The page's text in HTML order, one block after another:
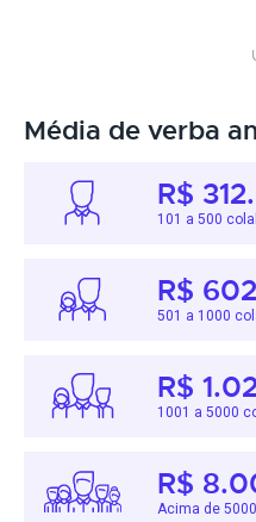
Média de verba
R$
101 a 500
R$
501 a 1000
R$
1001 a 5000
R$
Acima de